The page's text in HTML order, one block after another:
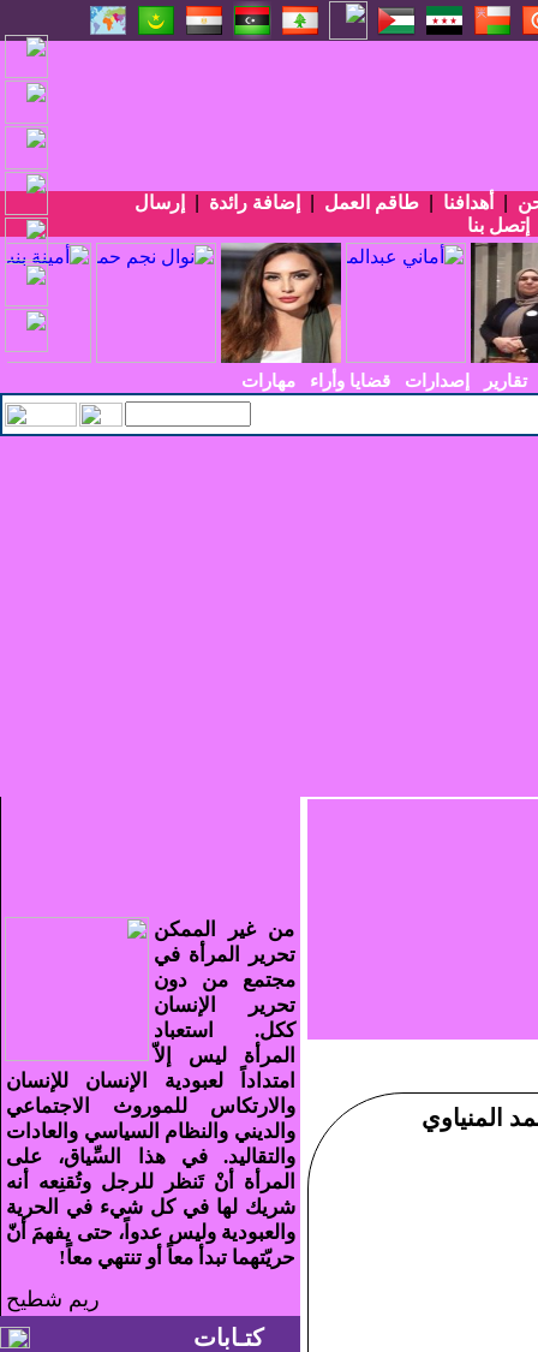
أهدافنا طاقم العمل إضافة رائدة
إرسال
إتصل بنا
تقارير إصدارات قضايا وأراء
مهارات
المنياوي
من غير الممكن
تحرير المرأة في
مجتمع من دون
تحرير الإنسان
ككل. استعباد
المرأة ليس إلاّ
امتداداً لعبودية الإنسان للإنسان
والارتكاس للموروث الاجتماعي
والديني والنظام السياسي والعادات
والتقاليد. في هذا السِّياق، على
المرأة أنْ تَنظر للرجل وتُقنِعه أنه
شريك لها في كل شيء في الحرية
والعبودية وليس عدواً، حتى يفهمَ أنّ
حريّتهما تبدأ معاً أو تنتهي معاً!
ريم شطيح
كتـابات